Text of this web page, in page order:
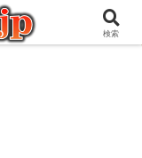
日々を綴るブログ
検索